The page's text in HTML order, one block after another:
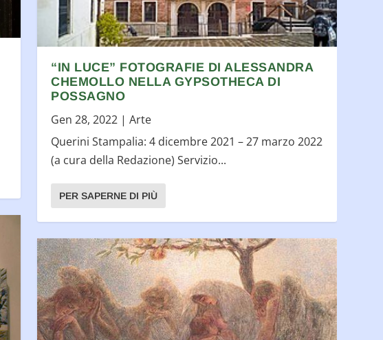
“IN LUCE” FOTOGRAFIE DI ALESSANDRA
CHEMOLLO NELLA GYPSOTHECA DI
POSSAGNO
Gen 28, 2022 |Arte
Querini Stampalia: 4 dicembre 2021 – 27 marzo 2022
(a cura della Redazione) Servizio...
PER SAPERNE DI PIÙ